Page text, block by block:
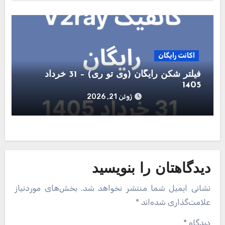
اکانت رایگان
فیلتر شکن رایگان (وی تو ری) – 31 خرداد
1405
ژوئن 21, 2026
دیدگاهتان را بنویسید
نشانی ایمیل شما منتشر نخواهد شد. بخش‌های موردنیاز
علامت‌گذاری شده‌اند *
دیدگاه *